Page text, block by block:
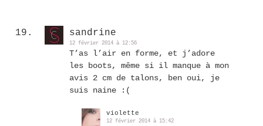
sandrine
12 février 2014 à 12:56
T’as l’air en forme, et j’adore
les boots, même si il manque à mon
avis 2 cm de talons, ben oui, je
suis naine :(
violette
12 février 2014 à 15:42